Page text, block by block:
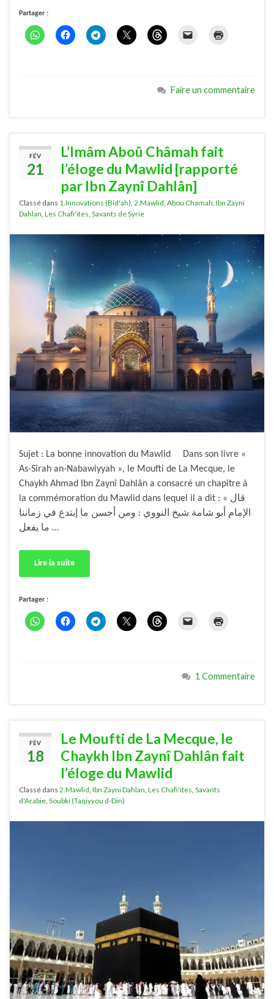
Partager :
Faire un commentaire
FÉV
21
L’Imâm Aboû Châmah fait
l’éloge du Mawlid [rapporté
par Ibn Zaynî Dahlân]
Classé dans 1.Innovations (Bid'ah), 2.Mawlid, Abou Chamah, Ibn Zayni
Dahlan, Les Chafi'ites, Savants de Syrie
Sujet : La bonne innovation du Mawlid Dans son livre «
As-Sîrah an-Nabawiyyah », le Moufti de La Mecque, le
Chaykh Ahmad Ibn Zaynî Dahlân a consacré un chapitre à
la commémoration du Mawlid dans lequel il a dit : « قال
الإمام أبو شامة شيخ النووي : ومن أحسن ما إبتدع في زماننا
ما يفعل …
Lire la suite
Partager :
1 Commentaire
FÉV
18
Le Moufti de La Mecque, le
Chaykh Ibn Zaynî Dahlân fait
l’éloge du Mawlid
Classé dans 2.Mawlid, Ibn Zayni Dahlan, Les Chafi'ites, Savants
d'Arabie, Soubki (Taqiyyou d-Din)